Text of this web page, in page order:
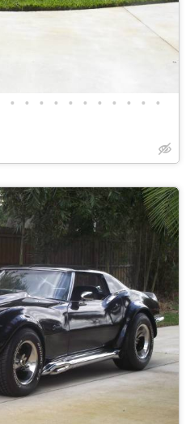
• • • • • • • • • • •